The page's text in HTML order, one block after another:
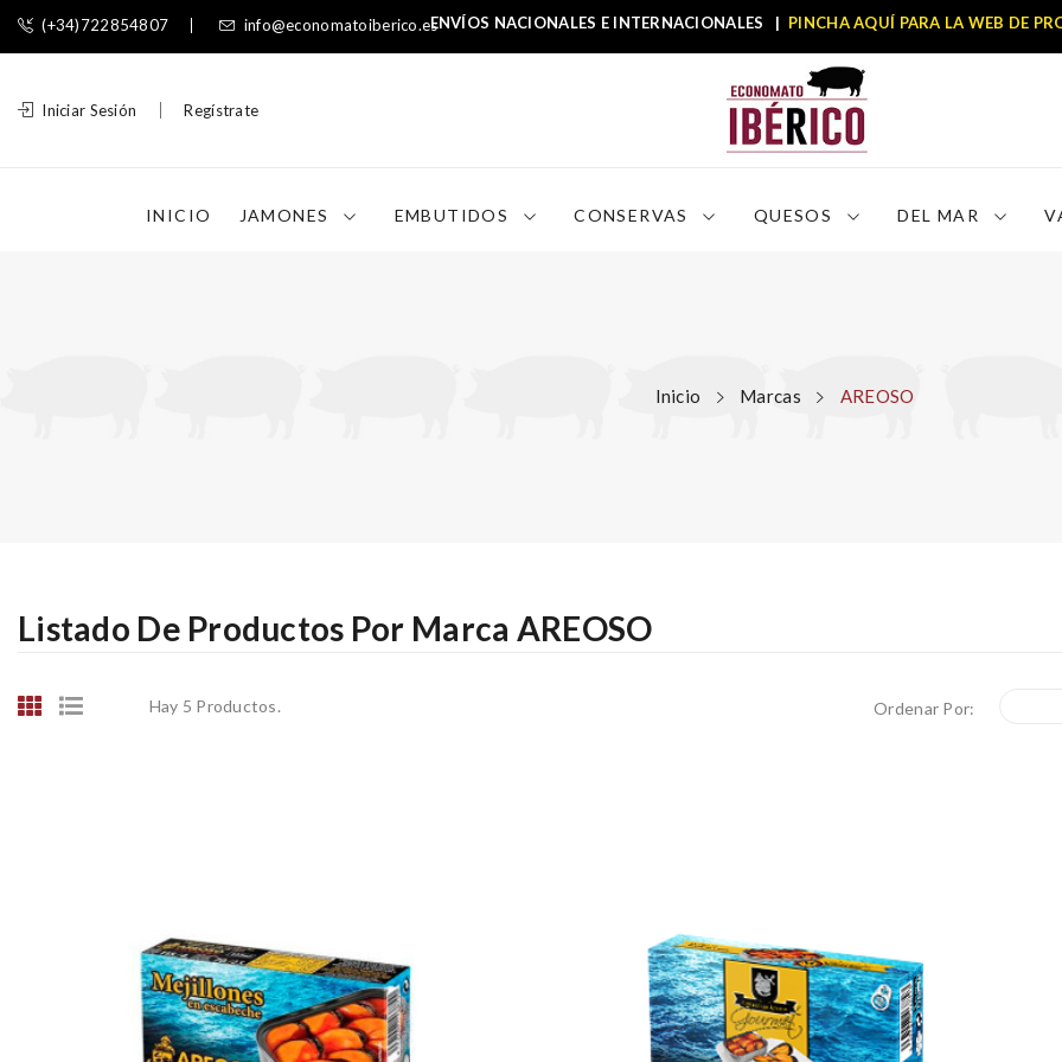
ENVÍOS NACIONALES E INTERNACIONALES | PINCHA AQUÍ PARA LA WEB DE
(+34)722854807 info@economatoiberico.es
Iniciar Sesión Regístrate
INICIO JAMONES EMBUTIDOS CONSERVAS QUESOS DEL MAR
Inicio Marcas AREOSO
Listado De Productos Por Marca AREOSO
Hay 5 Productos. Ordenar Por: